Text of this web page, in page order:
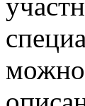
можно